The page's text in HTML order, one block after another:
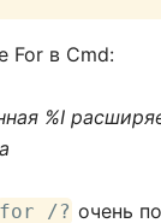
For в Cmd:
%I
for /? очень